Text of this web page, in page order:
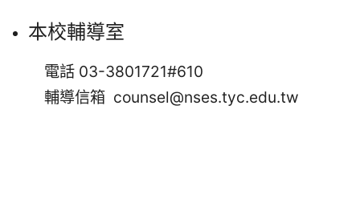
本校輔導室
電話 03-3801721#610
輔導信箱 counsel@nses.tyc.edu.tw